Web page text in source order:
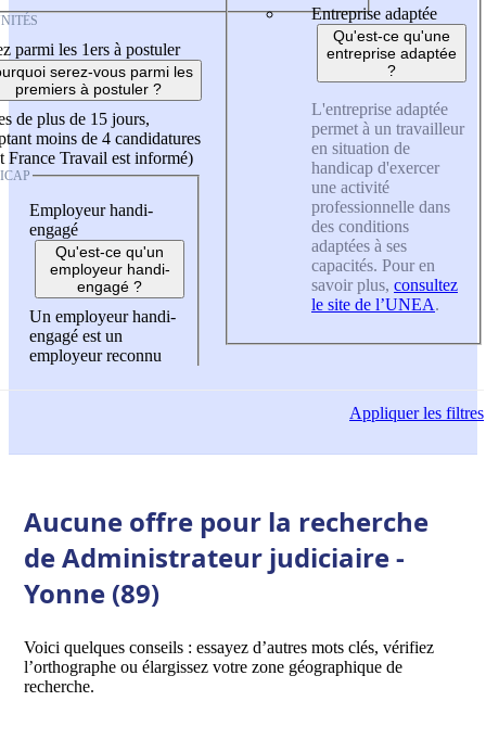
parmi les 1ers à postuler
serez-vous parmi les
premiers à postuler ?
de plus de 15 jours,
moins de 4 candidatures
France Travail est informé)
Employeur handi-
engagé
Qu'est-ce qu'un
employeur handi-
engagé ?
Un employeur handi-
engagé est un
employeur reconnu
Entreprise adaptée
Qu'est-ce qu'une
entreprise adaptée
?
L'entreprise adaptée
permet à un travailleur
en situation de
handicap d'exercer
une activité
professionnelle dans
des conditions
adaptées à ses
capacités. Pour en
savoir plus, consultez
le site de l’UNEA.
Appliquerles filtres
Aucune offre pour la recherche
de Administrateur judiciaire -
Yonne (89)
Voici quelques conseils : essayez d’autres mots clés, vérifiez
l’orthographe ou élargissez votre zone géographique de
recherche.